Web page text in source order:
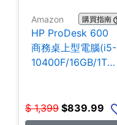
Amazon 購買指南
HP ProDesk 600
商務桌上型電腦(i5-
10400F/16GB/1TB
$ 1,399 $839.99